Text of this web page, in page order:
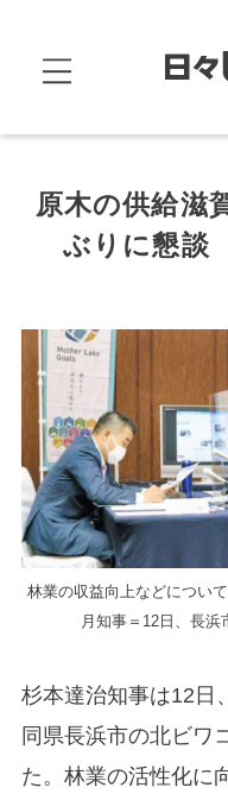
原木の供給滋
ぶりに懇談
林業の収益向上などについ
月知事＝12日、長
杉本達治知事は12日
同県長浜市の北ビワ
た。林業の活性化に